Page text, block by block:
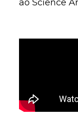
ao Science